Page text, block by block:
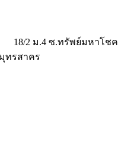
18/2 ม.4 ซ.ทรัพย์มหาโชค
ทรสาคร